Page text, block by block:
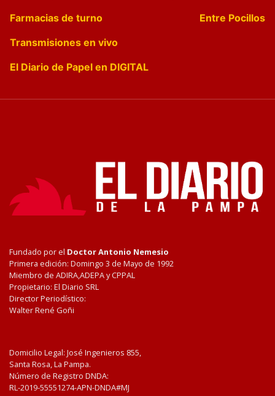
Farmacias de turno
Entre Pocillos
Transmisiones en vivo
El Diario de Papel en DIGITAL
Fundado por el Doctor Antonio Nemesio
Primera edición: Domingo 3 de Mayo de 1992
Miembro de ADIRA,ADEPA y CPPAL
Propietario: El Diario SRL
Director Periodístico:
Walter René Goñi
Domicilio Legal: José Ingenieros 855,
Santa Rosa, La Pampa.
Número de Registro DNDA:
RL-2019-55551274-APN-DNDA#MJ